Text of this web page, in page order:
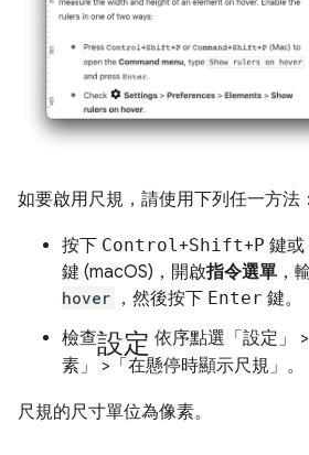
如要啟用尺規，請使用下列任一方法：
按下 Control+Shift+ P 鍵或
鍵 (macOS)，開啟指令選單 ，
hover ，然後按下 Enter 鍵。
檢查設定 依序點選「設定」
素」
>「在懸停時顯示尺規」 。
尺規的尺寸單位為像素。